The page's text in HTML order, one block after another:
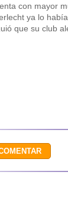
con mayor
ya lo
que su club